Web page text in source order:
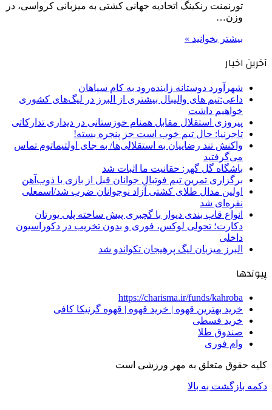
تورنمنت رنکینگ اتحادیه جهانی کشتی به میزبانی کرواسی، در
وزن…
بیشتر بخوانید »
آخرین اخبار
شهرآورد دوستانه زاینده‌رود به کام سپاهان
داعی:تیم های والیبال بیشتری از البرز در لیگ‌های کشوری
خواهیم داشت
پیروزی استقلال مقابل همنام خوزستانی در دیداری تدارکاتی
تاجرنیا: حال تیم خوب است جز پنجره بسته!
واکنش تند رضاییان به استقلالی‌ها/ به جای اولتیماتوم تماس
می‌گرفتید
باشگاه گل گهر: حقانیت ما اثبات شد
برگزاری تمرین تیم فوتبال جوانان قبل از بازی با ذوب‌آهن
اولین مدال طلای کشتی آزاد نوجوانان ضرب شد/اسمعلی
نقره‌ای شد
انواع قاب بندی دیوار با گچبری پیش ساخته پلی یورتان
دکارت؛ تحولی لوکس، فوری و بدون تخریب در دکوراسیون
داخلی
البرز میزبان لیگ پرهیجان تکواندو شد
پیوندها
https://charisma.ir/funds/kahroba
خرید بهترین قهوه | خرید قهوه | قهوه گرنیکا کافی
خرید قسطی
صندوق طلا
وام فوری
کلیه حقوق متعلق به مهر ورزشی است
دکمه بازگشت به بالا